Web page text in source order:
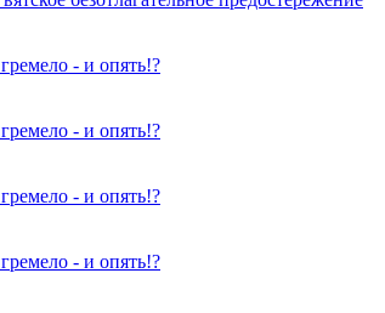
- и опять!?
- и опять!?
- и опять!?
- и опять!?